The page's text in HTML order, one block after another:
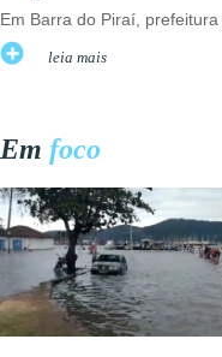
Em Barra do Piraí,
leia mais
Em foco